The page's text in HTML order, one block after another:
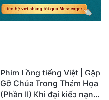
Phim Lồng tiếng Việt | Gặp
Gỡ Chúa Trong Thảm Họa
(Phần II) Khi đại kiếp nạn